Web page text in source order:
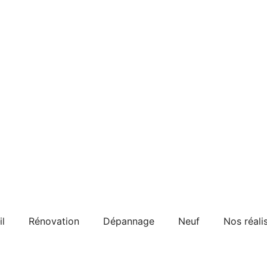
Rénovation Dépannage Neuf Nos